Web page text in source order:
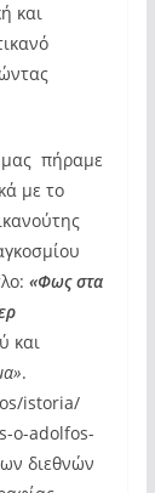
και
πήραμε
με το
«Φως στα
και
.
istoria/
o-adolfos-
διεθνών